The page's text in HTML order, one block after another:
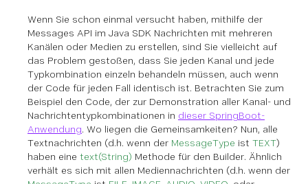
Wenn Sie schon einmal versucht haben, mithilfe der
Messages API im Java SDK Nachrichten mit mehreren
Kanälen oder Medien zu erstellen, sind Sie vielleicht auf
das Problem gestoßen, dass Sie jeden Kanal und jede
Typkombination einzeln behandeln müssen, auch wenn
der Code für jeden Fall identisch ist. Betrachten Sie zum
Beispiel den Code, der zur Demonstration aller Kanal- und
Nachrichtentypkombinationen in dieser SpringBoot-
Anwendung. Wo liegen die Gemeinsamkeiten? Nun, alle
Textnachrichten (d.h. wenn der MessageType ist TEXT)
haben eine text(String) Methode für den Builder. Ähnlich
verhält es sich mit allen Mediennachrichten (d.h. wenn der